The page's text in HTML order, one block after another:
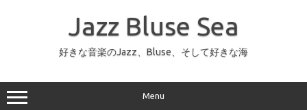
ッ
プ
Jazz Bluse Sea
好きな音楽のJazz、Bluse、そして好きな海
Menu